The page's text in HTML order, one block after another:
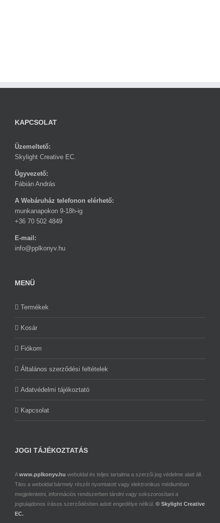
KAPCSOLAT
Üzemeltető:
Skylight Creative EC.
Ügyvezető:
Fábián András
A Webáruház telefonon elérhető:
munkanapokon 9-18h-ig
+36 70 502 4849
E-mail:
info@pplkonyv.hu
MENÜ
Termékek
Kosár
Fiókom
Általános szerződési feltételek
Adatvédelmi tájékoztató
Kapcsolat
JOGI TÁJÉKOZTATÁS
Awww.pplkonyv.hu weboldal és teljes tartalma a szerzői jog védelme alatt áll.
Tilos a weboldal bármely részét nyomtatott vagy elektronikus médiumban
megjelentetni, információs rendszerben tárolni vagy sokszorosítani a
jogtulajdonos írásos szerződésben adott engedélye nélkül. © Skylight Creative
EC.